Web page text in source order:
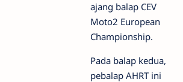
ajang balap CEV
Moto2 European
Championship.
Pada balap kedua,
pebalap AHRT ini